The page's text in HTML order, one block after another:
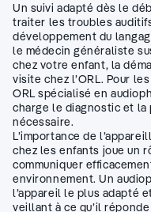
Un suivi adapté dès le
traiter les troubles
développement du
le médecin généraliste
chez votre enfant, la
visite chez l’ORL. Pour
ORL spécialisé en
charge le diagnostic et la
nécessaire.
L’importance de
chez les enfants joue un
communiquer
environnement. Un
l’appareil le plus adapté
veillant à ce qu’il